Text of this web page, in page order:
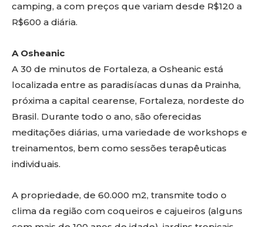
camping, a com preços que variam desde R$120 a
R$600 a diária.
A Osheanic
A 30 de minutos de Fortaleza, a Osheanic está
localizada entre as paradisíacas dunas da Prainha,
próxima a capital cearense, Fortaleza, nordeste do
Brasil. Durante todo o ano, são oferecidas
meditações diárias, uma variedade de workshops e
treinamentos, bem como sessões terapêuticas
individuais.
A propriedade, de 60.000 m2, transmite todo o
clima da região com coqueiros e cajueiros (alguns